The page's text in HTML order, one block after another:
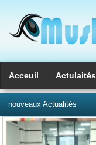
Acceuil Actulaités
nouveaux Actualités